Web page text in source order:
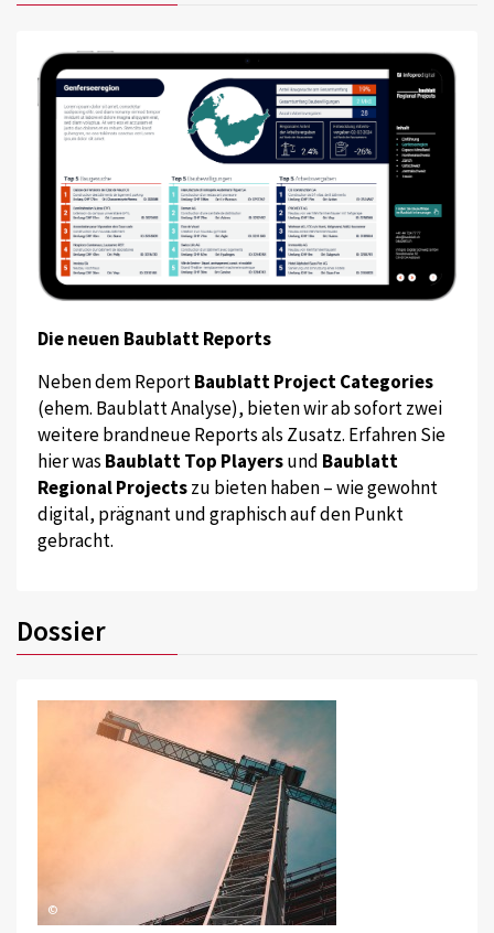
Die neuen Baublatt Reports
Neben dem ReportBaublatt Project Categories
(ehem. Baublatt Analyse), bieten wir ab sofort zwei
weitere brandneue Reports als Zusatz. Erfahren Sie
hier was Baublatt Top Playersund Baublatt
Regional Projectszu bieten haben – wie gewohnt
digital, prägnant und graphisch auf den Punkt
gebracht.
Dossier
©